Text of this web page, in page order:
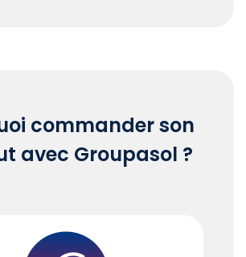
commander son
avec Groupasol ?